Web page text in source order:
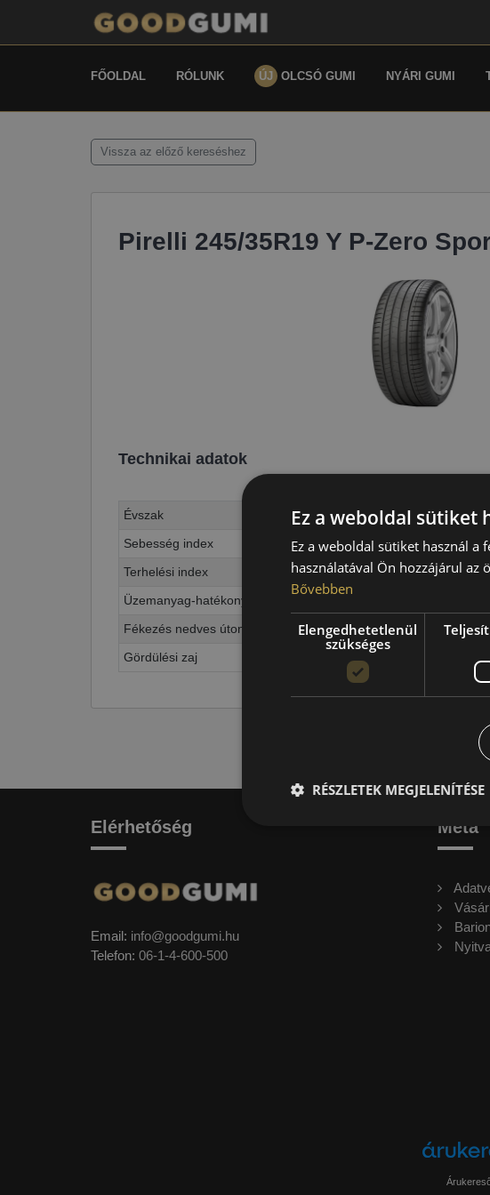
FŐOLDAL RÓLUNK ÚJ OLCSÓ GUMI NYÁRI GUMI
Vissza az előző kereséshez
Pirelli 245/35R19 Y P-Zero
Technikai adatok
Évszak
Nyári
Sebesség index
Y=300
Terhelési index
93=650kg
Üzemanyag-hatékonyság
Fékezés nedves úton
Gördülési zaj
Elérhetőség
Email: info@goodgumi.hu
Telefon: 06-1-4-600-500
Meta
Ez a weboldal sütiket
Ez a weboldal sütiket használ a
használatával Ön hozzájárul az
Bővebben
Elengedhetetlenül
szükséges
RÉSZLETEK MEGJELENÍTÉSE